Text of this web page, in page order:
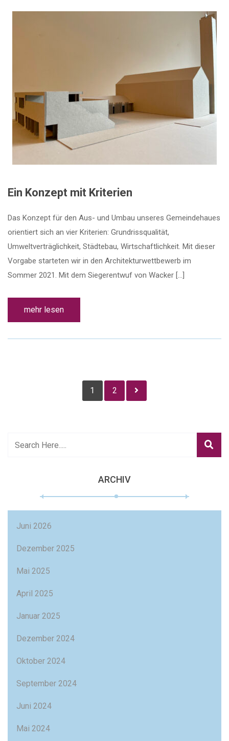
Ein Konzept mit Kriterien
Das Konzept für den Aus- und Umbau unseres Gemeindehaues
orientiert sich an vier Kriterien: Grundrissqualität,
Umweltverträglichkeit, Städtebau, Wirtschaftlichkeit. Mit dieser
Vorgabe starteten wir in den Architekturwettbewerb im
Sommer 2021. Mit dem Siegerentwuf von Wacker […]
mehr lesen
1 2
ARCHIV
Juni 2026
Dezember 2025
Mai 2025
April 2025
Januar 2025
Dezember 2024
Oktober 2024
September 2024
Juni 2024
Mai 2024